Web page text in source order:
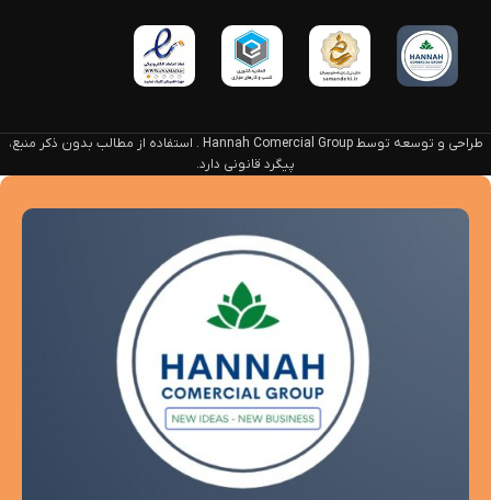
طراحی و توسعه توسط Hannah Comercial Group . استفاده از مطالب بدون ذکر منبع،
پیگرد قانونی دارد.